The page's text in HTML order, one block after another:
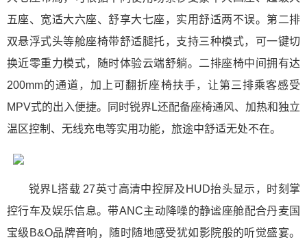
五座、宽适大六座、舒享大七座，实用舒适两不误。第二排
双悬浮式头等舱座椅带舒适腿托，支持三种模式，可一键切
换近零重力模式，随时体验云端舒躺。二排座椅中间拥有达
200mm的通道，加上可翻折座椅扶手，让第三排乘客感受
MPV式的出入便捷。同时锐界L还配备座椅通风、加热和独立
温区控制、无线充电等实用功能，旅途中舒适无处不在。
锐界L搭载 27英寸高清中控屏及HUD抬头显示，时刻掌
控行车及娱乐信息。带ANC主动降噪的静谧座舱配合丹麦国
宝级B&O品牌音响，随时随地感受犹如影院般的听觉盛宴。